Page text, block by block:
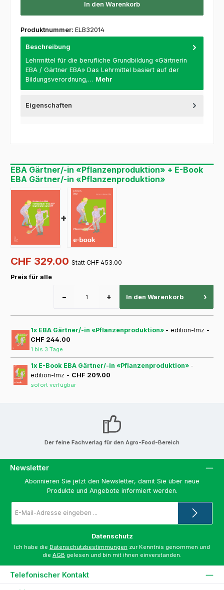
In den Warenkorb
Produktnummer: ELB32014
Beschreibung
Lehrmittel für die berufliche Grundbildung «Gärtnerin
EBA / Gärtner EBA» Das Lehrmittel basiert auf der
Bildungsverordnung,… Mehr
Eigenschaften
EBA Gärtner/-in «Pflanzenproduktion» + E-Book
EBA Gärtner/-in «Pflanzenproduktion»
+
CHF 329.00 Statt CHF 453.00
Preis für alle
− + In den Warenkorb ›
1x EBA Gärtner/-in «Pflanzenproduktion» - edition-lmz -
CHF 244.00
1 bis 3 Tage
1x E-Book EBA Gärtner/-in «Pflanzenproduktion» -
edition-lmz - CHF 209.00
sofort verfügbar
Der feine Fachverlag für den Agro-Food-Bereich
Newsletter
Abonnieren Sie jetzt den Newsletter, damit Sie über neue
Produkte und Angebote informiert werden.
Mail-
*
Datenschutz
Ich habe die Datenschutzbestimmungen zur Kenntnis genommen und
die AGB gelesen und bin mit ihnen einverstanden.
Telefonischer Kontakt